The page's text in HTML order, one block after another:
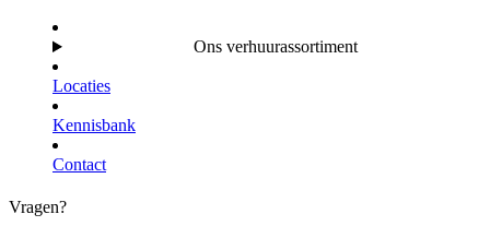
Ons verhuurassortiment
Locaties
Kennisbank
Contact
Vragen?